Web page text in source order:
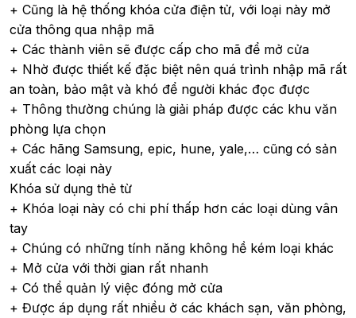
+ Cũng là hệ thống khóa cửa điện tử, với loại này mở
cửa thông qua nhập mã
+ Các thành viên sẽ được cấp cho mã để mở cửa
+ Nhờ được thiết kế đặc biệt nên quá trình nhập mã rất
an toàn, bảo mật và khó để người khác đọc được
+ Thông thường chúng là giải pháp được các khu văn
phòng lựa chọn
+ Các hãng Samsung, epic, hune, yale,… cũng có sản
xuất các loại này
Khóa sử dụng thẻ từ
+ Khóa loại này có chi phí thấp hơn các loại dùng vân
tay
+ Chúng có những tính năng không hề kém loại khác
+ Mở cửa với thời gian rất nhanh
+ Có thể quản lý việc đóng mở cửa
+ Được áp dụng rất nhiều ở các khách sạn, văn phòng,